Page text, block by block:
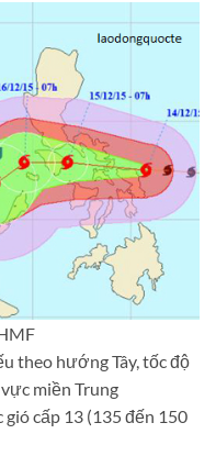
theo hướng Tây, tốc độ
miền Trung
cấp 13 (135 đến 150